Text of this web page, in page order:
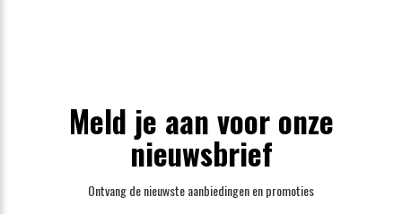
Meld je aan voor onze
nieuwsbrief
Ontvang de nieuwste aanbiedingen en promoties